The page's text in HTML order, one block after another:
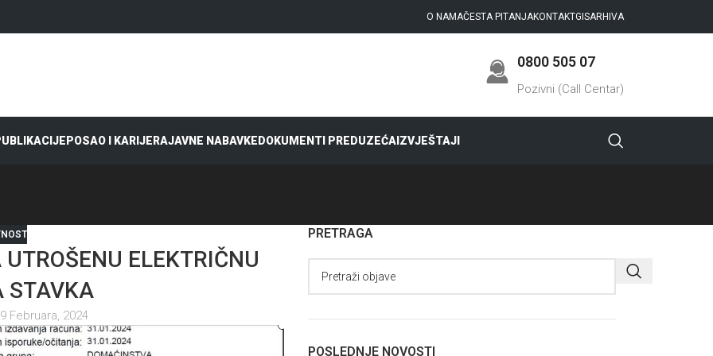
O NAMAČESTA PITANJAKONTAKTGISARHIVA
0800 505 07
Pozivni (Call Centar)
POSAO I KARIJERAJAVNE NABAVKEDOKUMENTI PREDUZEĆAIZVJEŠTAJI
ELEKTRIČNU
STAVKA
Februara, 2024
PRETRAGA
POSLEDNJE NOVOSTI